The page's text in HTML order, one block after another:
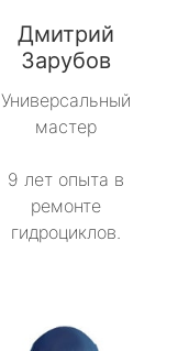
Дмитрий
Зарубов
Универсальный
мастер
9 лет опыта в
ремонте
гидроциклов.